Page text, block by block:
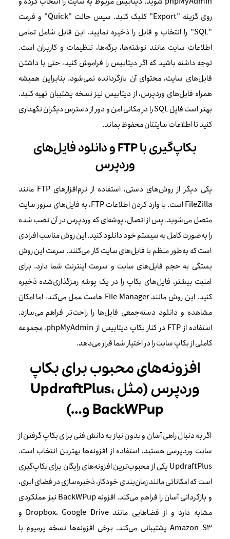
روی گزینه "Export" کلیک کنید. سپس حالت "Quick" و فرمت
"SQL" را انتخاب و فایل را ذخیره نمایید. این فایل شامل تمامی
اطلاعات سایت مانند نوشته‌ها، برگه‌ها، تنظیمات و کاربران است.
توجه داشته باشید که اگر دیتابیس را فراموش کنید، حتی با داشتن
فایل‌های سایت، محتوای آن بازگردانده نمی‌شود. بنابراین همیشه
همراه فایل‌های وردپرس، از دیتابیس نیز نسخه پشتیبان تهیه کنید.
بهتر است فایل SQL را در مکانی امن و دور از دسترس دیگران نگهداری
کنید تا اطلاعات سایتتان محفوظ بماند.
بکاپ‌گیری با FTP و دانلود فایل‌های
وردپرس
یکی دیگر از روش‌های دستی، استفاده از نرم‌افزارهای FTP مانند
FileZilla است. با وارد کردن اطلاعات FTP، به فایل‌های سرور سایت
متصل می‌شوید. پس از اتصال، پوشه‌ای که وردپرس در آن نصب شده
را به‌صورت کامل به سیستم خود دانلود کنید. این روش مناسب افرادی
است که به‌طور منظم با فایل‌های سایت کار می‌کنند. سرعت این روش
بستگی به حجم فایل‌های سایت و سرعت اینترنت شما دارد. برای
امنیت بیشتر، فایل‌های بکاپ را در یک پوشه رمزگذاری‌شده ذخیره
کنید. این روش مانند File Manager هاست عمل می‌کند، اما امکان
مشاهده و دانلود دسته‌جمعی فایل‌ها را راحت‌تر فراهم می‌سازد.
استفاده از FTP در کنار بکاپ دیتابیس از phpMyAdmin، مجموعه
کاملی از بکاپ سایت را در اختیار شما قرار می‌دهد.
افزونه‌های محبوب برای بکاپ
وردپرس (مثل UpdraftPlus،
BackWPup و…)
اگر به دنبال راهی آسان و بدون نیاز به دانش فنی برای بکاپ گرفتن از
سایت وردپرسی هستید، استفاده از افزونه‌ها بهترین انتخاب است.
UpdraftPlus یکی از محبوب‌ترین افزونه‌های رایگان برای بکاپ‌گیری
است که امکاناتی مانند زمان‌بندی خودکار، ذخیره‌سازی در فضای ابری،
و بازگردانی آسان را فراهم می‌کند. افزونه BackWPup نیز عملکردی
مشابه دارد و از فضاهایی مانند Dropbox، Google Drive و
Amazon S3 پشتیبانی می‌کند. برخی افزونه‌ها نسخه پرمیوم با